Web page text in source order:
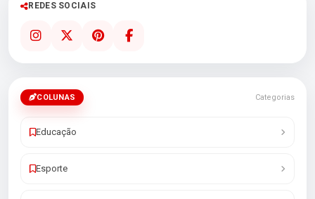
REDES SOCIAIS
COLUNAS Categorias
Educação
Esporte